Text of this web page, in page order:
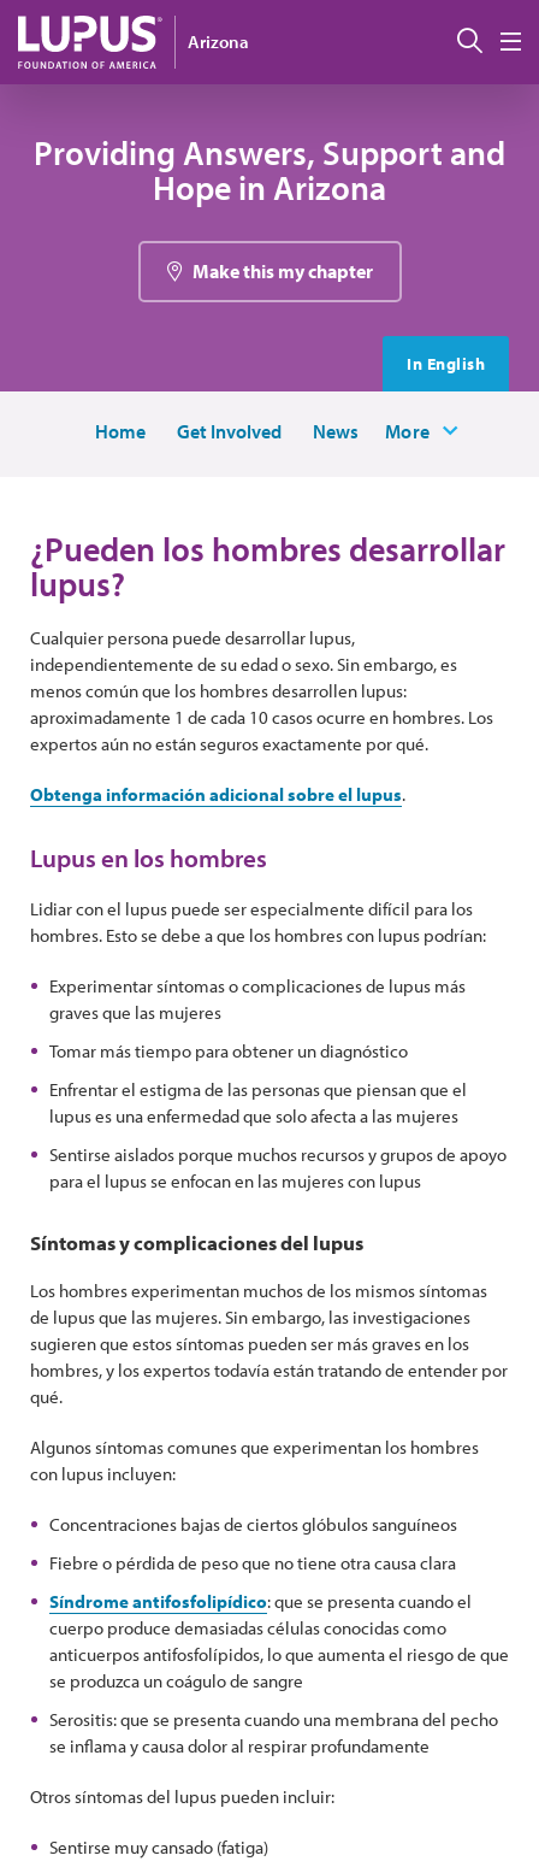
Pasar al contenido principal
Arizona
Providing Answers, Support and
Hope in Arizona
Make this my chapter
In English
Home Get Involved News More
¿Pueden los hombres desarrollar
lupus?
Cualquier persona puede desarrollar lupus,
independientemente de su edad o sexo. Sin embargo, es
menos común que los hombres desarrollen lupus:
aproximadamente 1 de cada 10 casos ocurre en hombres. Los
expertos aún no están seguros exactamente por qué.
Obtenga información adicional sobre el lupus.
Lupus en los hombres
Lidiar con el lupus puede ser especialmente difícil para los
hombres. Esto se debe a que los hombres con lupus podrían:
Experimentar síntomas o complicaciones de lupus más
graves que las mujeres
Tomar más tiempo para obtener un diagnóstico
Enfrentar el estigma de las personas que piensan que el
lupus es una enfermedad que solo afecta a las mujeres
Sentirse aislados porque muchos recursos y grupos de apoyo
para el lupus se enfocan en las mujeres con lupus
Síntomas y complicaciones del lupus
Los hombres experimentan muchos de los mismos síntomas
de lupus que las mujeres. Sin embargo, las investigaciones
sugieren que estos síntomas pueden ser más graves en los
hombres, y los expertos todavía están tratando de entender por
qué.
Algunos síntomas comunes que experimentan los hombres
con lupus incluyen:
Concentraciones bajas de ciertos glóbulos sanguíneos
Fiebre o pérdida de peso que no tiene otra causa clara
Síndrome antifosfolipídico: que se presenta cuando el
cuerpo produce demasiadas células conocidas como
anticuerpos antifosfolípidos, lo que aumenta el riesgo de que
se produzca un coágulo de sangre
Serositis: que se presenta cuando una membrana del pecho
se inflama y causa dolor al respirar profundamente
Otros síntomas del lupus pueden incluir:
Sentirse muy cansado (fatiga)